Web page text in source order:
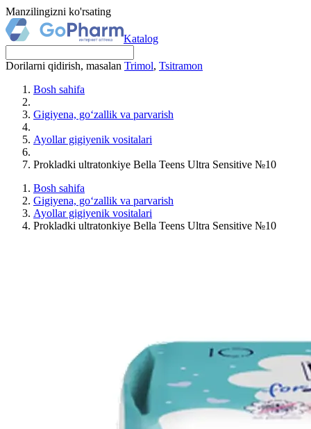
Manzilingizni ko'rsating
Katalog
Dorilarni qidirish, masalan Trimol, Tsitramon
Bosh sahifa
Gigiyena, go‘zallik va parvarish
Ayollar gigiyenik vositalari
Prokladki ultratonkiye Bella Teens Ultra Sensitive №10
Bosh sahifa
Gigiyena, go‘zallik va parvarish
Ayollar gigiyenik vositalari
Prokladki ultratonkiye Bella Teens Ultra Sensitive №10